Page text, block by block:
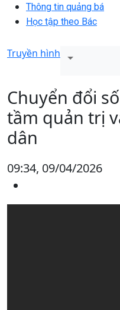
Thông tin quảng bá
Học tập theo Bác
Truyền hình
Chuyển đổi
tầm quản trị
dân
09:34, 09/04/2026